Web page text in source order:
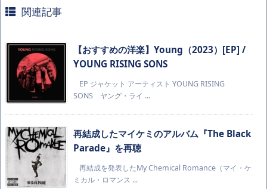
関連記事
【おすすめの洋楽】Young（2023）[EP] /
YOUNG RISING SONS
EP ジャケット アーティスト YOUNG RISING
SONS ヤング・ライ ...
再結成したマイケミのアルバム『The Black
Parade』を再聴
再結成を発表したMy Chemical Romance（マイ・ケ
ミカル・ロマンス ...